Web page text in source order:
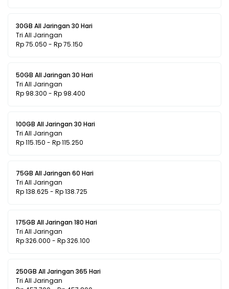
30GB All Jaringan 30 Hari
Tri All Jaringan
Rp 75.050 - Rp 75.150
50GB All Jaringan 30 Hari
Tri All Jaringan
Rp 98.300 - Rp 98.400
100GB All Jaringan 30 Hari
Tri All Jaringan
Rp 115.150 - Rp 115.250
75GB All Jaringan 60 Hari
Tri All Jaringan
Rp 138.625 - Rp 138.725
175GB All Jaringan 180 Hari
Tri All Jaringan
Rp 326.000 - Rp 326.100
250GB All Jaringan 365 Hari
Tri All Jaringan